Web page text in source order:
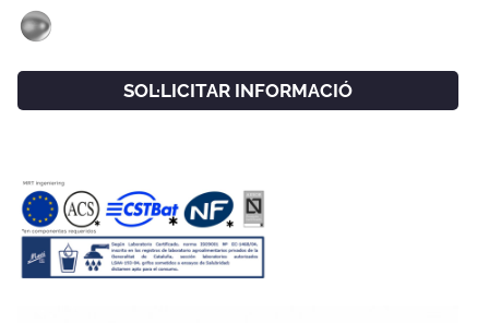
ESP ENG FRA
SOL·LICITAR INFORMACIÓ